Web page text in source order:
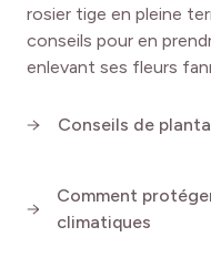
rosier tige en pleine
conseils pour en
enlevant ses fleurs
Conseils de
Comment
climatiques